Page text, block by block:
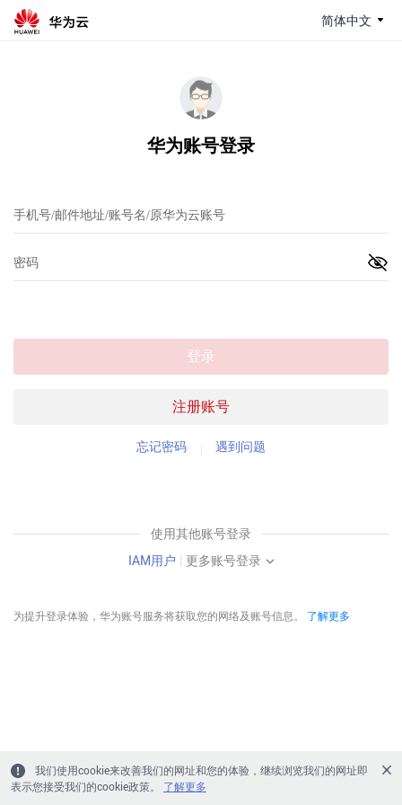
简体中文
华为账号登录
注册账号
登录
忘记密码 遇到问题
使用其他账号登录
IAM用户 | 更多账号登录
为提升登录体验，华为账号服务将获取您的网络及账号信息。 了解更多
我们使用cookie来改善我们的网址和您的体验，继续浏览我们的网址即
表示您接受我们的cookie政策。
了解更多